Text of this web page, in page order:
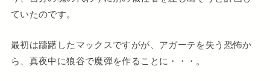
ていたのです。
最初は躊躇したマックスですがが、アガーテを失う恐怖か
ら、真夜中に狼谷で魔弾を作ることに・・・。